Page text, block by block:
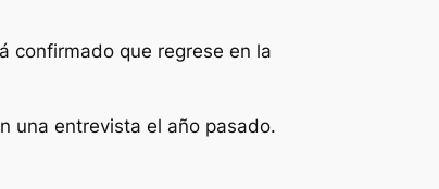
confirmado que regrese en la
una entrevista el año pasado.